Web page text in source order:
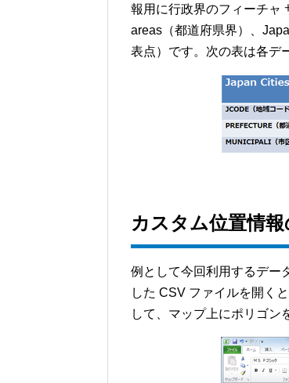
報用に行政界のフィーチャ
areas（都道府県界）、
表点）です。次の表は各デ
カスタム位置情
例として今回利用するデー
した CSV ファイルを開く
して、マップ上にポリゴン